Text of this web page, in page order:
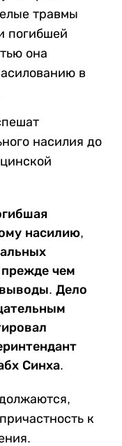
травмы
погибшей
она
в
насилия до
насилию,
прежде чем
Дело
Синха.
к